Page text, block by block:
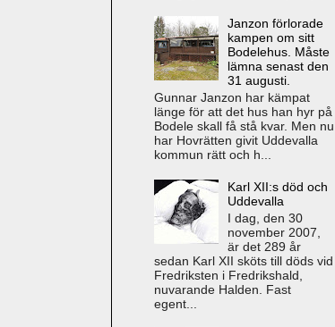
Janzon förlorade
kampen om sitt
Bodelehus. Måste
lämna senast den
31 augusti.
Gunnar Janzon har kämpat
länge för att det hus han hyr på
Bodele skall få stå kvar. Men nu
har Hovrätten givit Uddevalla
kommun rätt och h...
Karl XII:s död och
Uddevalla
I dag, den 30
november 2007,
är det 289 år
sedan Karl XII sköts till döds vid
Fredriksten i Fredrikshald,
nuvarande Halden. Fast
egent...